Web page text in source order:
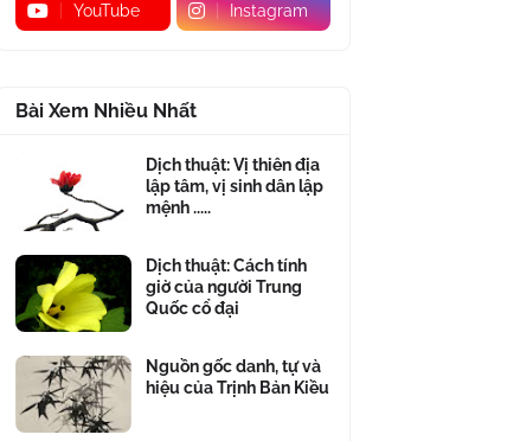
YouTube Instagram
Bài Xem Nhiều Nhất
Dịch thuật: Vị thiên địa
lập tâm, vị sinh dân lập
mệnh .....
Dịch thuật: Cách tính
giờ của người Trung
Quốc cổ đại
Nguồn gốc danh, tự và
hiệu của Trịnh Bản Kiều